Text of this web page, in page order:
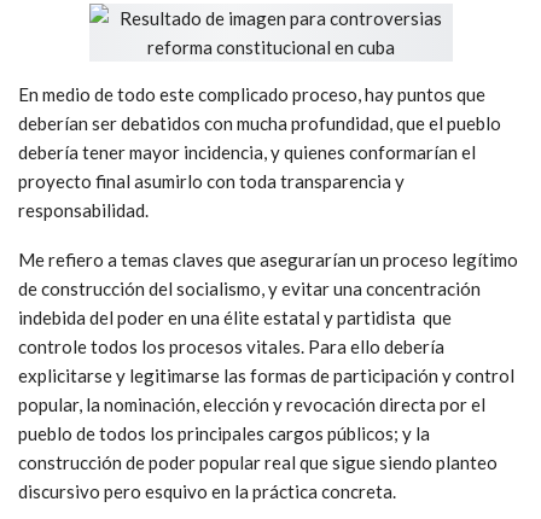
En medio de todo este complicado proceso, hay puntos que
deberían ser debatidos con mucha profundidad, que el pueblo
debería tener mayor incidencia, y quienes conformarían el
proyecto final asumirlo con toda transparencia y
responsabilidad.
Me refiero a temas claves que asegurarían un proceso legítimo
de construcción del socialismo, y evitar una concentración
indebida del poder en una élite estatal y partidista que
controle todos los procesos vitales. Para ello debería
explicitarse y legitimarse las formas de participación y control
popular, la nominación, elección y revocación directa por el
pueblo de todos los principales cargos públicos; y la
construcción de poder popular real que sigue siendo planteo
discursivo pero esquivo en la práctica concreta.